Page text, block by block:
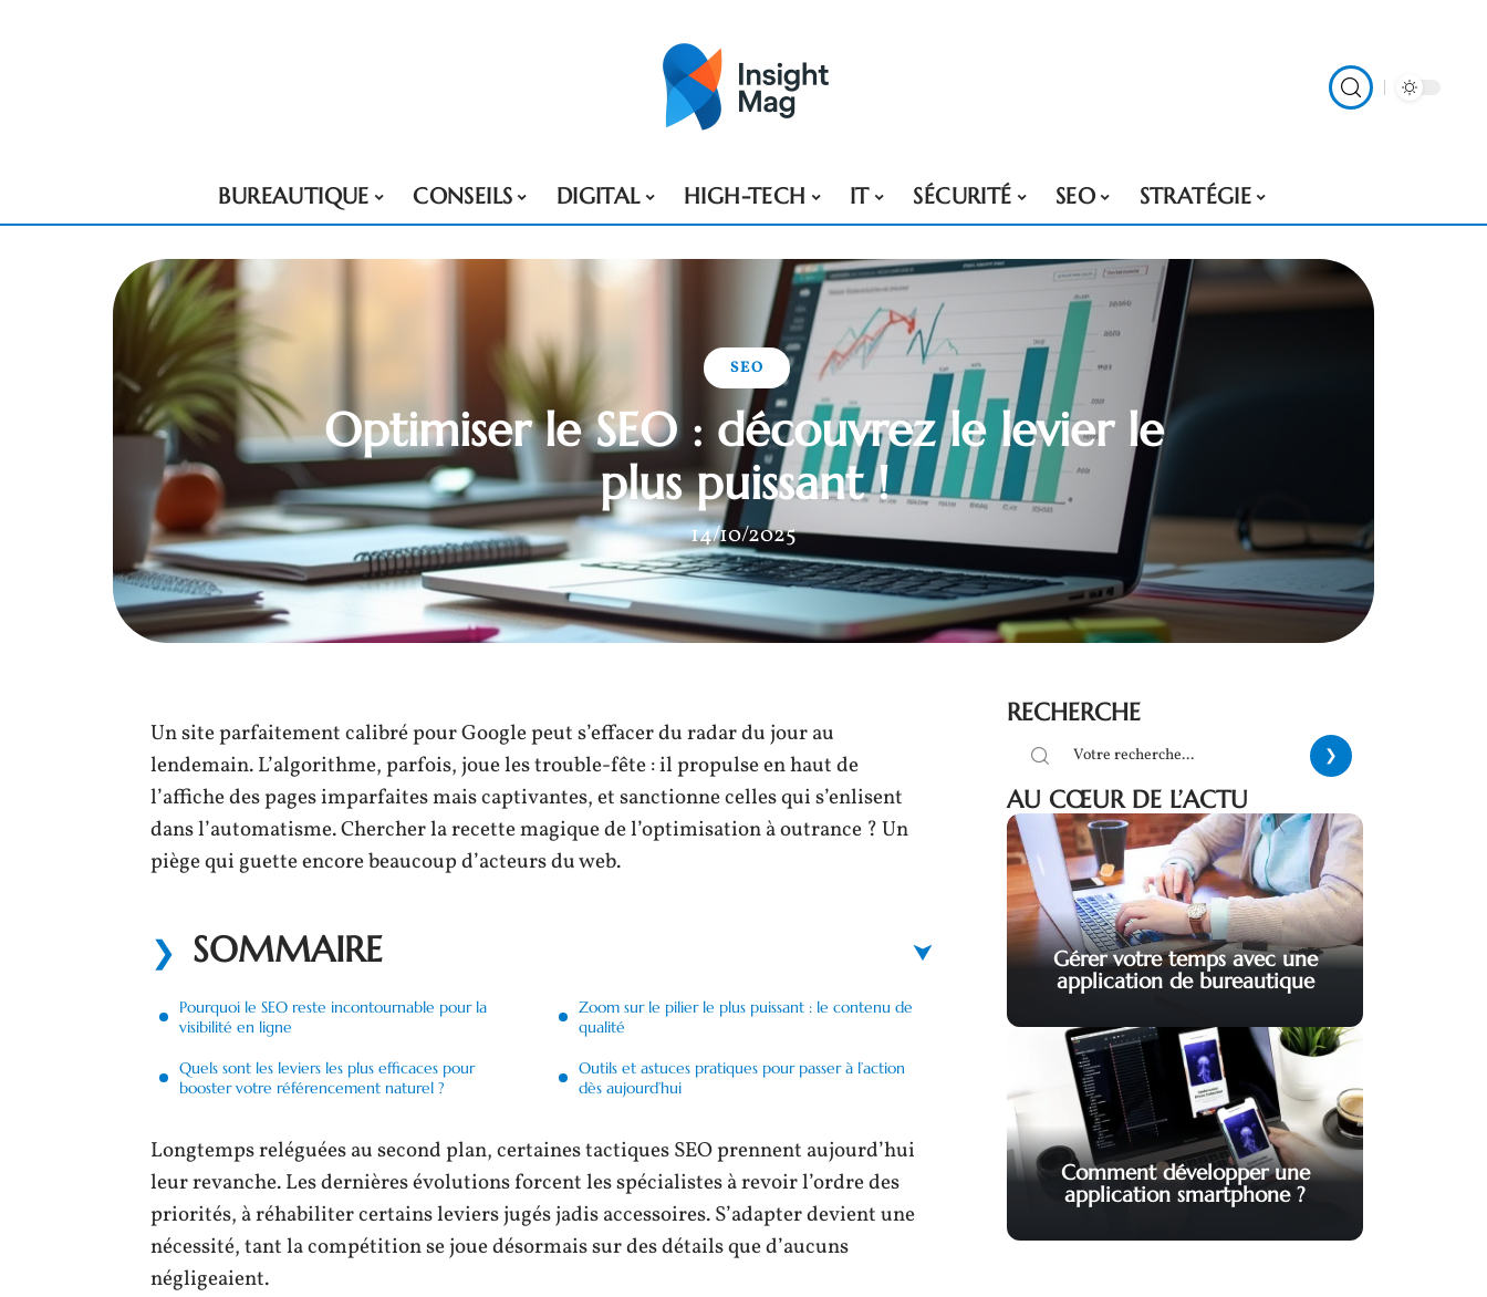
BUREAUTIQUE CONSEILS DIGITAL HIGH-TECH IT SÉCURITÉ SEO STRATÉGIE
SEO
Optimiser le SEO : découvrez le levier le
plus puissant !
14/10/2025
Un site parfaitement calibré pour Google peut s’effacer du radar du jour au
lendemain. L’algorithme, parfois, joue les trouble-fête : il propulse en haut de
l’affiche des pages imparfaites mais captivantes, et sanctionne celles qui s’enlisent
dans l’automatisme. Chercher la recette magique de l’optimisation à outrance ? Un
piège qui guette encore beaucoup d’acteurs du web.
SOMMAIRE
Pourquoi le SEO reste incontournable pour la
visibilité en ligne
Quels sont les leviers les plus efficaces pour
booster votre référencement naturel ?
Zoom sur le pilier le plus puissant : le contenu de
qualité
Outils et astuces pratiques pour passer à l’action
dès aujourd’hui
Longtemps reléguées au second plan, certaines tactiques SEO prennent aujourd’hui
leur revanche. Les dernières évolutions forcent les spécialistes à revoir l’ordre des
priorités, à réhabiliter certains leviers jugés jadis accessoires. S’adapter devient une
nécessité, tant la compétition se joue désormais sur des détails que d’aucuns
négligeaient.
RECHERCHE
AU CŒUR DE L’ACTU
Gérer votre temps avec une
application de bureautique
Comment développer une
application smartphone ?